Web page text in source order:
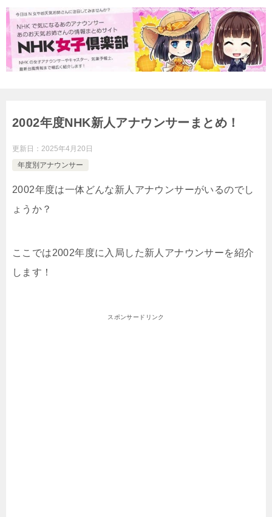
2002年度NHK新人アナウンサーまとめ！
更新日： 2025年4月20日
年度別アナウンサー
2002年度は一体どんな新人アナウンサーがいるのでし
ょうか？
ここでは2002年度に入局した新人アナウンサーを紹介
します！
スポンサードリンク